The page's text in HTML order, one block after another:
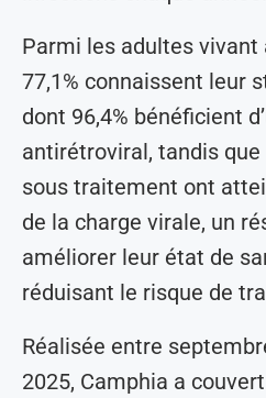
Parmi les adultes vivant
77,1% connaissent leur
dont 96,4% bénéficient
antirétroviral, tandis que
sous traitement ont
de la charge virale, un
améliorer leur état de
réduisant le risque de
Réalisée entre
2025, Camphia a